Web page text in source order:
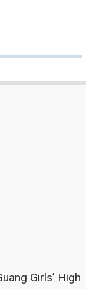
Girls’ High